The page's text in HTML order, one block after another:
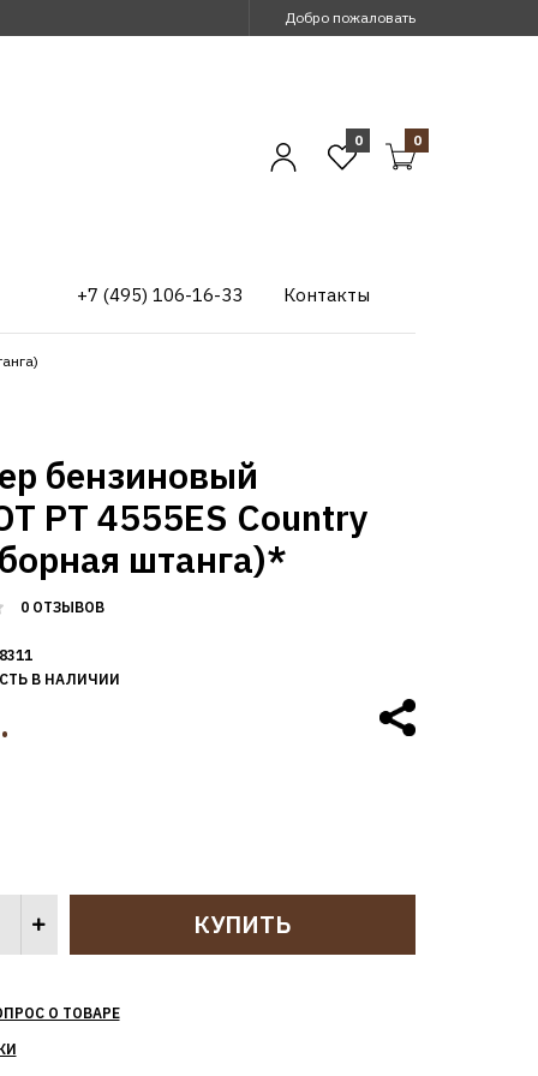
Добро пожаловать
0 0
+7 (495) 106-16-33 Контакты
бензиновый
PT 4555ES Country
штанга)*
0 ОТЗЫВОВ
В НАЛИЧИИ
О ТОВАРЕ